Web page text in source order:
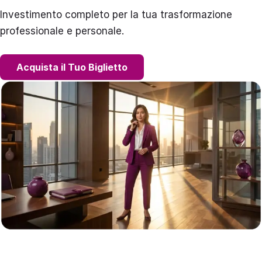
Investimento completo per la tua trasformazione
professionale e personale.
Acquista il Tuo Biglietto